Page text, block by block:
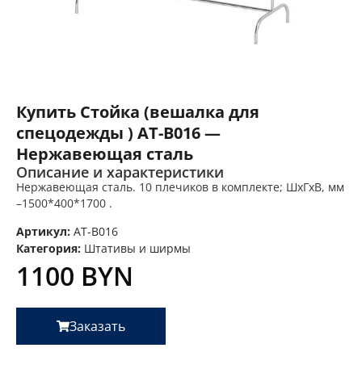
Купить Стойка (вешалка для
спецодежды ) AT-B016 —
Нержавеющая сталь
Описание и характеристики
Нержавеющая сталь. 10 плечиков в комплекте; ШхГхВ, мм
–1500*400*1700 .
Артикул: AT-B016
Категория: Штативы и ширмы
1100 BYN
Заказать